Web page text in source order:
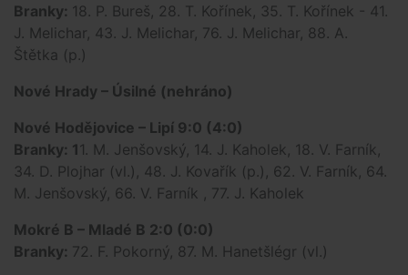
Branky: 18. P. Bureš, 28. T. Kořínek, 35. T. Kořínek - 41.
J. Melichar, 43. J. Melichar, 76. J. Melichar, 88. A.
Štětka (p.)
Nové Hrady – Úsilné (nehráno)
Nové Hodějovice – Lipí 9:0 (4:0)
Branky: 11. M. Jenšovský, 14. J. Kaholek, 18. V. Farník,
34. D. Plojhar (vl.), 48. J. Kovařík (p.), 62. V. Farník, 64.
M. Jenšovský, 66. V. Farník , 77. J. Kaholek
Mokré B – Mladé B 2:0 (0:0)
Branky: 72. F. Pokorný, 87. M. Hanetšlégr (vl.)